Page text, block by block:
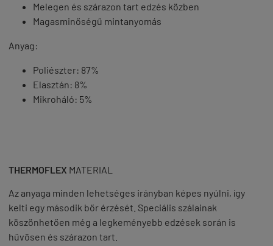
Melegen és szárazon tart edzés közben
Magasminőségű mintanyomás
Anyag:
Poliészter: 87%
Elasztán: 8%
Mikroháló: 5%
THERMOFLEX MATERIAL
Az anyaga minden lehetséges irányban képes nyúlni, így
kelti egy második bőr érzését. Speciális szálainak
köszönhetően még a legkeményebb edzések során is
hűvösen és szárazon tart.